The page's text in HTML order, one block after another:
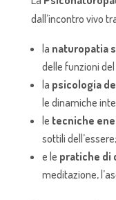
dall’incontro vivo
la naturopatia
delle funzioni
la psicologia
le dinamiche
le tecniche
sottili dell’essere;
e le pratiche di
meditazione,